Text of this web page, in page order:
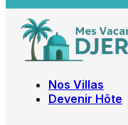
Nos Villas
Devenir Hôte